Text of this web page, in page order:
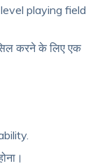
playing field
करने के लिए एक